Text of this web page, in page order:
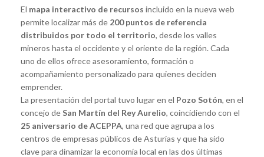
El mapa interactivo de recursos incluido en la nueva web
permite localizar más de 200 puntos de referencia
distribuidos por todo el territorio, desde los valles
mineros hasta el occidente y el oriente de la región. Cada
uno de ellos ofrece asesoramiento, formación o
acompañamiento personalizado para quienes deciden
emprender.
La presentación del portal tuvo lugar en el Pozo Sotón, en el
concejo deSan Martín del Rey Aurelio, coincidiendo con el
25 aniversario de ACEPPA, una red que agrupa a los
centros de empresas públicos de Asturias y que ha sido
clave para dinamizar la economía local en las dos últimas